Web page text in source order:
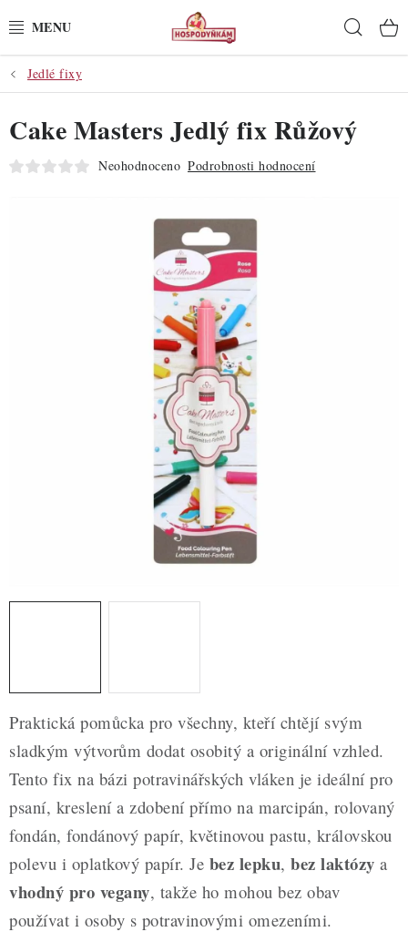
na
POTŘEBY
POMŮCKY
SUROVINY
TÉMATICKÉ PRODUKTY
NOVÉ ZBOŽÍ
Nepřevzetí zásilky na dobírku
Hodnocení obchodu
Blog
Moje objednávka
Podmínky ochrany osobních údajů
Jedlé fixy
Praktická pomůcka pro všechny, kteří chtějí svým
sladkým výtvorům dodat osobitý a originální vzhled.
Tento fix na bázi potravinářských vláken je ideální pro
psaní, kreslení a zdobení přímo na marcipán, rolovaný
fondán, fondánový papír, květinovou pastu, královskou
polevu i oplatkový papír. Je bez lepku, bez laktózy a
vhodný pro vegany, takže ho mohou bez obav
používat i osoby s potravinovými omezeními.
Cake Masters Jedlý fix Růžový
Neohodnoceno Podrobnosti hodnocení